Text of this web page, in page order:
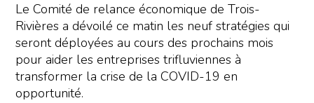
Le Comité de relance économique de Trois-
Rivières a dévoilé ce matin les neuf stratégies qui
seront déployées au cours des prochains mois
pour aider les entreprises trifluviennes à
transformer la crise de la COVID-19 en
opportunité.